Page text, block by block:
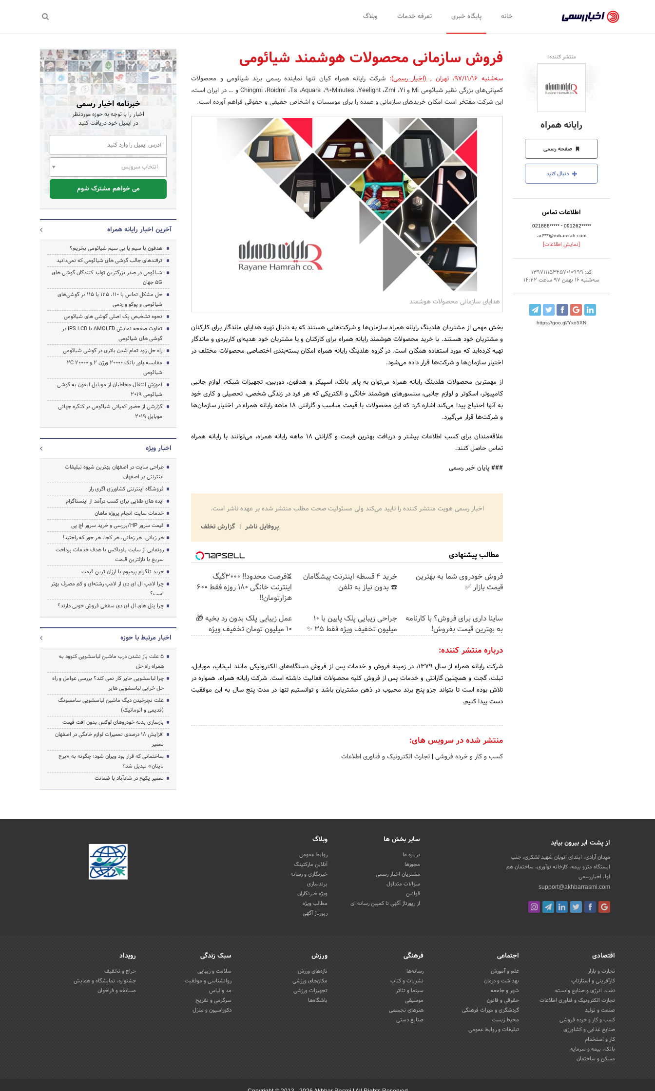
رسمی
-
اخبار
تایید
شده
شرکت‌ها،
سازمان‌ها
و
روابط
عمومی‌ها
خانه پایگاه خبری تعرفه خدمات وبلاگ
منتشر کننده:
رایانه همراه
صفحه رسمی
دنبال کنید
اطلاعات تماس
021888***** - 091262*****
ad***@mihamrah.com
[نمایش اطلاعات]
کد: 139711153457010999
سه‌شنبه 16 بهمن 97 ساعت 14:22
https://goo.gl/Yxo5XN
فروش سازمانی محصولات هوشمند شیائومی
سه‌شنبه 97/11/16 ،تهران ,(اخبار رسمی):شرکت رایانه همراه کیان تنها نماینده رسمی برند شیائومی و محصولات
کمپانی‌های بزرگی نظیر شیائومی Mi و Chingmi ،Roidmi ،Ts ،Aquara ،90Minutes ،Yeelight ،Zmi ،Yi و … در ایران است،
این شرکت مفتخر است امکان خریدهای سازمانی و عمده را برای موسسات و اشخاص حقیقی و حقوقی فراهم آورده است.
هدایای سازمانی محصولات هوشمند
بخش مهمی از مشتریان هلدینگ رایانه همراه سازمان‌ها و شرکت‌هایی هستند که به دنبال تهیه هدایای ماندگار برای کارکنان
و مشتریان خود هستند. با خرید محصولات هوشمند رایانه همراه برای کارکنان و یا مشتریان خود هدیه‌ای کاربردی و ماندگار
تهیه کرده‌اید که مورد استفاده همگان است. در گروه هلدینگ رایانه همراه امکان بسته‌بندی اختصاصی محصولات مختلف در
اختیار سازمان‌ها و شرکت‌ها قرار داده می‌شود.
از مهمترین محصولات هلدینگ رایانه همراه می‌توان به پاور بانک، اسپیکر و هدفون، دوربین، تجهیزات شبکه، لوازم جانبی
کامپیوتر، اسکوتر و لوازم جانبی، سنسورهای هوشمند خانگی و الکتریکی که هر فرد در زندگی شخصی، تحصیلی و کاری خود
به آنها احتیاج پیدا می‌کند اشاره کرد که این محصولات با قیمت مناسب و گارانتی 18 ماهه رایانه همراه در اختیار سازمان‌ها
و شرکت‌ها قرار می‌گیرد.
علاقه‌مندان برای کسب اطلاعات بیشتر و دریافت بهترین قیمت و گارانتی 18 ماهه رایانه همراه، می‌توانند با رایانه همراه
تماس حاصل کنند.
### پایان خبر رسمی
اخبار رسمی هویت منتشر کننده را تایید می‌کند ولی مسئولیت صحت مطلب منتشر شده بر عهده ناشر است.
پروفایل ناشر
گزارش تخلف
مطالب پیشنهادی
فروش خودروی شما به بهترین
قیمت بازار ✅
خرید 4 قسطه اینترنت پیشگامان
☎️ بدون نیاز به تلفن
⏳فرصت محدود!! 3000گیگ
اینترنت خانگی 180 روزه فقط 600
هزارتومان!!
ساینا داری برای فروش؟ با کارنامه
به بهترین قیمت بفروش!
جراحی زیبایی پلک پایین با 10
میلیون تخفیف ویژه فقط 35 ✨
عمل زیبایی پلک بدون رد بخیه 🎁
۱۰ میلیون تومان تخفیف ویژه
درباره منتشر کننده:
شرکت رایانه همراه از سال ۱۳۷۹، در زمینه فروش و خدمات پس از فروش دستگاه‌های الکترونیکی مانند لپ‌تاپ، موبایل،
تبلت، گجت و همچنین گارانتی و خدمات پس از فروش کلیه محصولات فعالیت داشته است. شرکت رایانه همراه، همواره در
تلاش بوده است تا بتواند جزو پنج برند محبوب در ذهن مشتریان باشد و توانستیم تنها در مدت پنج سال به این موفقیت
دست پیدا کنیم.
منتشر شده در سرویس های:
کسب و کار و خرده فروشی | تجارت الکترونیک و فناوری اطلاعات
خبرنامه اخبار رسمی
اخبار را با توجه به حوزه موردنظر
در ایمیل خود دریافت کنید
انتخاب سرویس
می خواهم مشترک شوم
آخرین اخبار رایانه همراه
هدفون با سیم یا بی سیم شیائومی بخریم؟
ترفندهای جالب گوشی های شیائومی که نمی‌دانید
شیائومی در صدر بزرگترین تولید کنندگان گوشی های
5G جهان
حل مشکل تماس با 110، 125 یا 115 در گوشی‌های
شیائومی و پوکو و ردمی
نحوه تشخیص پک اصلی گوشی های شیائومی
تفاوت صفحه نمایش AMOLED با IPS LCD در
گوشی های شیائومی
راه حل زود تمام شدن باتری در گوشی شیائومی
مقایسه پاور بانک 20000 ورژن 2 و 20000 2C
شیائومی
آموزش انتقال مخاطبان از موبایل آیفون به گوشی
شیائومی 2019
گزارشی از حضور کمپانی شیائومی در کنگره جهانی
موبایل 2019
اخبار ویژه
طراحی سایت در اصفهان بهترین شیوه تبلیغات
اینترنتی در اصفهان
فروشگاه اینترنتی کشاورزی اگری راز
ایده های طلایی برای کسب درآمد از اینستاگرام
خدمات سایت انجام پروژه ماهان
قیمت سرور HP/بررسی و خرید سرور اچ پی
هر زبانی، هر زمانی، هر کجا، هر جور که راحتید!
رونمایی از سایت بلوباکس با هدف خدمات پرداخت
سریع با نازلترین قیمت
خرید تلگرام پرمیوم با ارزان ترین قیمت
چرا لامپ ال ای دی از لامپ رشته‌ای و کم مصرف بهتر
است؟
چرا پنل های ال ای دی سقفی فروش خوبی دارند؟
اخبار مرتبط با حوزه
5 علت باز نشدن درب ماشین لباسشویی کنوود به
همراه راه حل
چرا لباسشویی حایر کار نمی کند؟ بررسی عوامل و راه
حل خرابی لباسشویی هایر
علت نچرخیدن دیگ ماشین لباسشویی سامسونگ
(قدیمی و اتوماتیک)
بازسازی بدنه خودروهای لوکس بدون افت قیمت
افزایش ۱۸ درصدی تعمیرات لوازم خانگی در اصفهان
تعمیر
ساختمانی که قرار بود ویران شود؛ چگونه به «برج
تایتان» تبدیل شد؟
تعمیر پکیج در شادآباد با ضمانت
از پشت ابر بیرون بیاید
میدان آزادی، ابتدای اتوبان شهید لشکری، جنب
ایستگاه مترو بیمه، کارخانه نوآوری، ساختمان هم
آوا، اخباررسمی
support@akhbarrasmi.com
سایر بخش ها
درباره ما
مجوزها
مشتریان اخبار رسمی
سوالات متداول
قوانین
از رپورتاژ آگهی تا کمپین رسانه ای
وبلاگ
روابط عمومی
آنلاین مارکتینگ
خبرنگاری و رسانه
برندسازی
ویژه خبرنگاران
مطالب ویژه
رپورتاژ آگهی
اقتصادی
تجارت و بازار
کارآفرینی و استارتاپ
نفت، انرژی و صنایع وابسته
تجارت الکترونیک و فناوری اطلاعات
صنعت و تولید
کسب و کار و خرده فروشی
صنایع غذایی و کشاورزی
کار و استخدام
بانک، بیمه و سرمایه
مسکن و ساختمان
اجتماعی
علم و آموزش
بهداشت و درمان
شهر و جامعه
حقوقی و قانون
گردشگری و میراث فرهنگی
محیط زیست
تبلیغات و روابط عمومی
فرهنگی
رسانه‌ها
نشریات و کتاب
سینما و تئاتر
موسیقی
هنرهای تجسمی
صنایع دستی
ورزش
تازه‌های ورزش
مکان‌های ورزشی
تجهیزات ورزشی
باشگاه‌ها
سبک زندگی
سلامت و زیبایی
روانشناسی و موفقیت
مد و لباس
سرگرمی و تفریح
دکوراسیون و منزل
رویداد
حراج و تخفیف
جشنواره، نمایشگاه و همایش
مسابقه و فراخوان